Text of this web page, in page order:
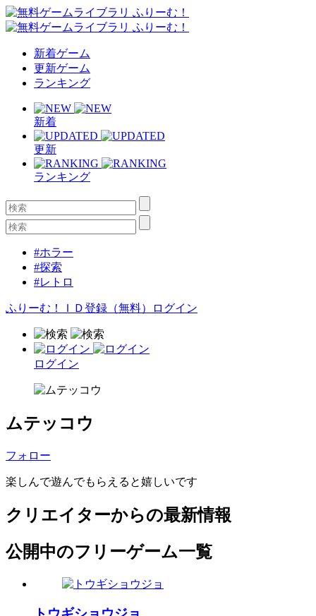
新着ゲーム
更新ゲーム
ランキング
新着
更新
ランキング
#ホラー
#探索
#レトロ
ふりーむ！ＩＤ登録（無料） ログイン
ログイン
ムテッコウ
フォロー
楽しんで遊んでもらえると嬉しいです
クリエイターからの最新情報
公開中のフリーゲーム一覧